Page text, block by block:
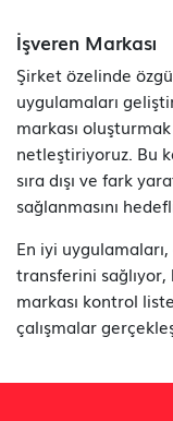
İşveren Markası
Şirket özelinde
uygulamaları
markası
netleştiriyoruz. Bu
sıra dışı ve fark
sağlanmasını
En iyi
transferini sağlıyor,
markası kontrol
çalışmalar